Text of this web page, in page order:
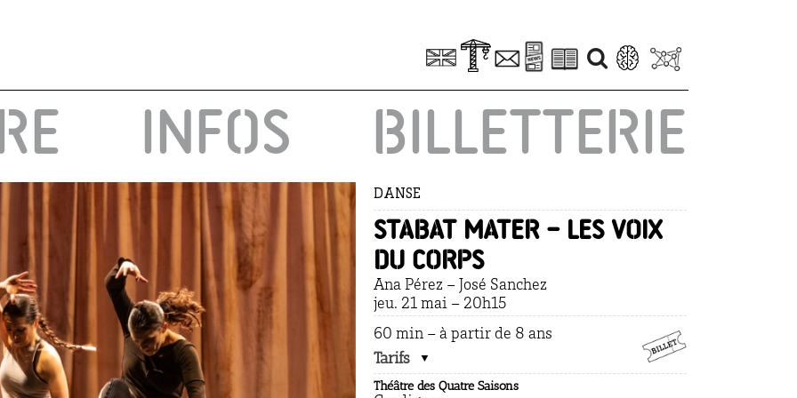
INFOS BILLETTERIE
DANSE
STABAT MATER – Les voix
du corps
Ana Pérez – José Sanchez
jeu. 21 mai – 20h15
60 min – à partir de 8 ans
Tarifs
Théâtre des Quatre Saisons